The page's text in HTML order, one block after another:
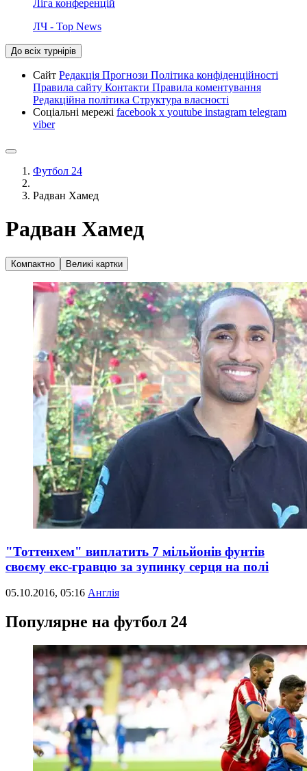
Ліга конференцій
ЛЧ - Top News
До всіх турнірів
Сайт Редакція Прогнози Політика конфіденційності
Правила сайту Контакти Правила коментування
Редакційна політика Структура власності
Соціальні мережі facebook x youtube instagram telegram
viber
Футбол 24
Радван Хамед
Радван Хамед
Компактно Великі картки
"Тоттенхем" виплатить 7 мільйонів фунтів
своєму екс-гравцю за зупинку серця на полі
05.10.2016, 05:16 Англія
Популярне на футбол 24